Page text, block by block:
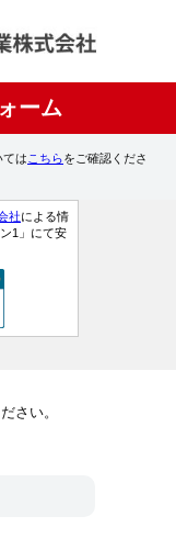
ーム
てはこちらをご確認くださ
社による情
1」にて安
さい。